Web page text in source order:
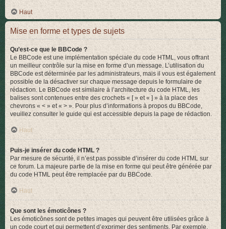
Haut
Mise en forme et types de sujets
Qu’est-ce que le BBCode ?
Le BBCode est une implémentation spéciale du code HTML, vous offrant
un meilleur contrôle sur la mise en forme d’un message. L’utilisation du
BBCode est déterminée par les administrateurs, mais il vous est également
possible de la désactiver sur chaque message depuis le formulaire de
rédaction. Le BBCode est similaire à l’architecture du code HTML, les
balises sont contenues entre des crochets « [ » et « ] » à la place des
chevrons « < » et « > ». Pour plus d’informations à propos du BBCode,
veuillez consulter le guide qui est accessible depuis la page de rédaction.
Haut
Puis-je insérer du code HTML ?
Par mesure de sécurité, il n’est pas possible d’insérer du code HTML sur
ce forum. La majeure partie de la mise en forme qui peut être générée par
du code HTML peut être remplacée par du BBCode.
Haut
Que sont les émoticônes ?
Les émoticônes sont de petites images qui peuvent être utilisées grâce à
un code court et qui permettent d’exprimer des sentiments. Par exemple,